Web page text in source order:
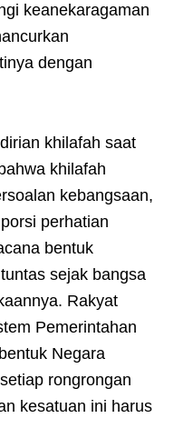
keanekaragaman
dengan
khilafah saat
khilafah
kebangsaan,
perhatian
bentuk
sejak bangsa
Rakyat
Pemerintahan
Negara
rongrongan
kesatuan ini harus